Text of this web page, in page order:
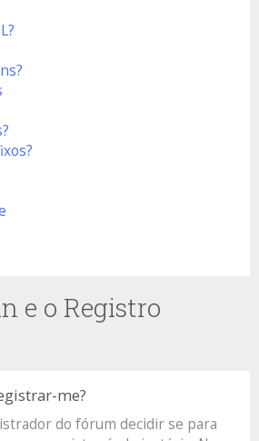
e o Registro
me?
do fórum decidir se para